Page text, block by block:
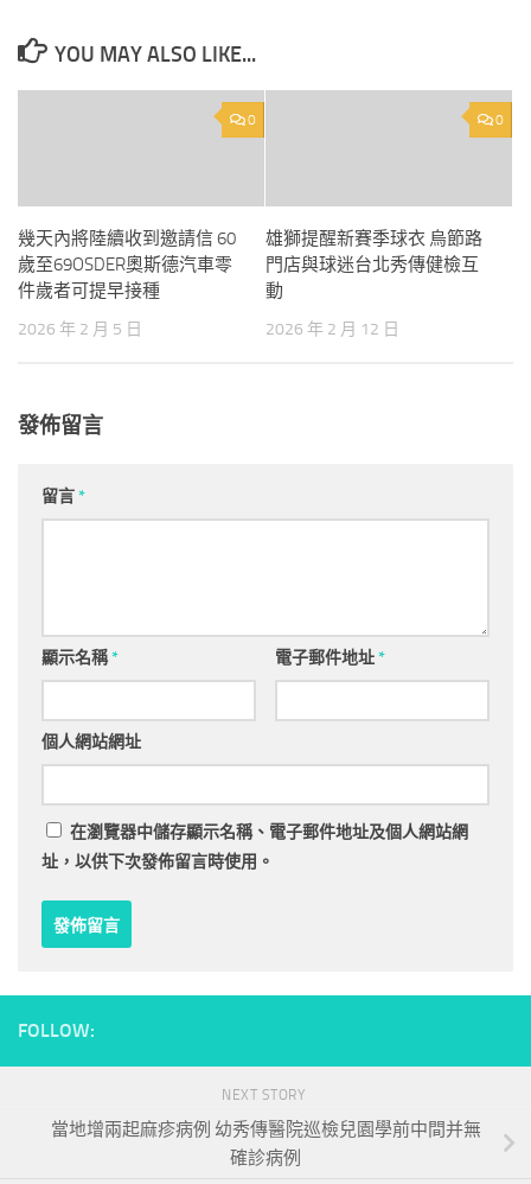
YOU MAY ALSO LIKE...
0
幾天內將陸續收到邀請信 60
歲至69OSDER奧斯德汽車零
件歲者可提早接種
2026 年 2 月 5 日
0
雄獅提醒新賽季球衣 烏節路
門店與球迷台北秀傳健檢互
動
2026 年 2 月 12 日
發佈留言
留言*
顯示名稱* 電子郵件地址*
個人網站網址
在瀏覽器中儲存顯示名稱、電子郵件地址及個人網站網
址，以供下次發佈留言時使用。
FOLLOW:
NEXT STORY
當地增兩起麻疹病例 幼秀傳醫院巡檢兒園學前中間并無
確診病例